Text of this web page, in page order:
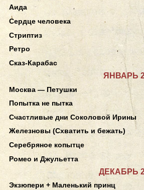
Аида
Сердце человека
Стриптиз
Ретро
Сказ-Карабас
ЯНВАРЬ
Москва — Петушки
Попытка не пытка
Счастливые дни Соколовой Ирины
Железновы (Схватить и бежать)
Серебряное копытце
Ромео и Джульетта
ДЕКАБРЬ
Экзюпери + Маленький принц